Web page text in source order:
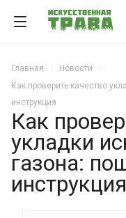
Главная
Новости
Как проверить качество
инструкция
Как
укладки
газона:
инструкция